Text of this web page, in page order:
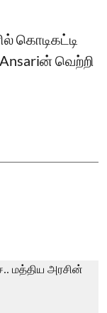
கொடிகட்டி
வெற்றி